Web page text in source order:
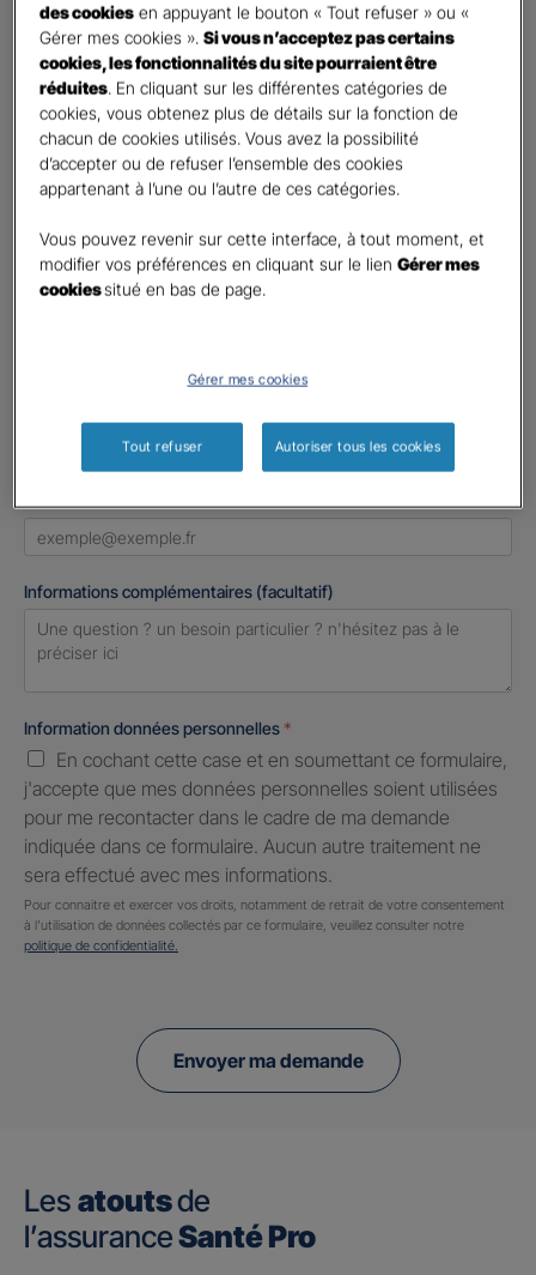
Vos informations :
Etes-vous déjà client Gan assurances ?*
Oui
Non
Civilité *
Madame
Monsieur
Last
+1
Informations complémentaires (facultatif)
Information données personnelles *
En cochant cette case et en soumettant ce formulaire,
j'accepte que mes données personnelles soient utilisées
pour me recontacter dans le cadre de ma demande
indiquée dans ce formulaire. Aucun autre traitement ne
sera effectué avec mes informations.
Pour connaitre et exercer vos droits, notamment de retrait de votre consentement
à l'utilisation de données collectés par ce formulaire, veuillez consulter notre
politique de confidentialité.
Envoyer ma demande
Les atoutsde
l’assuranceSanté Pro
des cookies en appuyant le bouton « Tout refuser » ou «
Gérer mes cookies ».Si vous n’acceptez pas certains
cookies, les fonctionnalités du site pourraient être
réduites. En cliquant sur les différentes catégories de
cookies, vous obtenez plus de détails sur la fonction de
chacun de cookies utilisés. Vous avez la possibilité
d’accepter ou de refuser l’ensemble des cookies
appartenant à l’une ou l’autre de ces catégories.
Vous pouvez revenir sur cette interface, à tout moment, et
modifier vos préférences en cliquant sur le lienGérer mes
cookiessitué en bas de page.
Gérer mes cookies
Tout refuser Autoriser tous les cookies